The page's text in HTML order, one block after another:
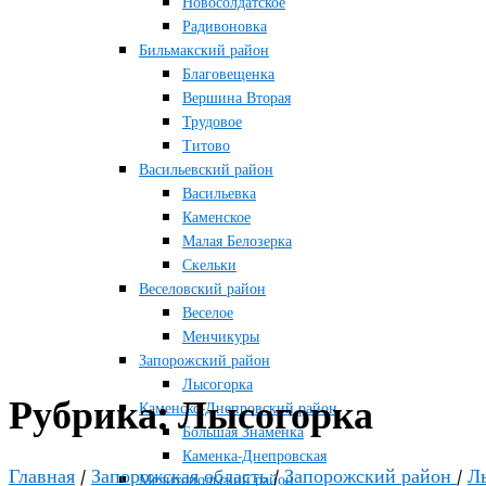
Радивоновка
Бильмакский район
Благовещенка
Вершина Вторая
Трудовое
Титово
Васильевский район
Васильевка
Каменское
Малая Белозерка
Скельки
Веселовский район
Веселое
Менчикуры
Запорожский район
Лысогорка
Каменско-Днепровский район
Большая Знаменка
Каменка-Днепровская
Мелитопольский район
Рубрика:Лысогорка
Главная / Запорожская область/ Запорожский район /